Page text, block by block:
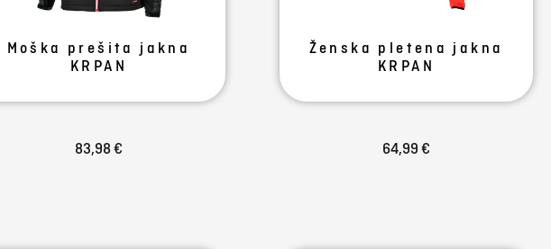
Moška prešita jakna
KRPAN
83,98 €
Ženska pletena jakna
KRPAN
64,99 €